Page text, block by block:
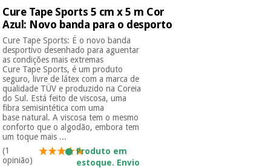
Academy
Fisaude
Aluguer
proteção
essencial
para
coronavirus
Aerobic,
fitness
e
pilates
Desportos
e jogos
Fisaude
Tech
Academy
Fisaude
Aluguer
clínico
Gabinetes
terapêuticos
Material de
proteção
essencial
para
coronavirus
Cure Tape Sports 5 cm x 5 m Cor
Azul: Novo banda para o desporto
Cure Tape Sports: É o novo banda
desportivo desenhado para aguentar
as condições mais extremas
Cure Tape Sports, é um produto
seguro, livre de látex com a marca de
qualidade TÜV e produzido na Coreia
do Sul. Está feito de viscosa, uma
fibra semisintética com uma
base natural. A viscosa tem o mesmo
conforto que o algodão, embora tem
um toque mais ...
(1
opinião)
Produto em
estoque. Envio